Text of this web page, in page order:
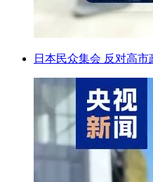
日本民众集会 反对高市